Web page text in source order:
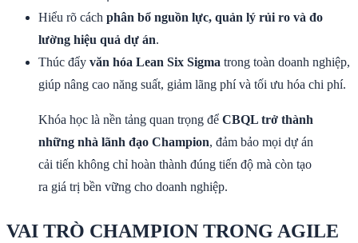
Hiểu rõ cách phân bổ nguồn lực, quản lý rủi ro và đo
lường hiệu quả dự án.
Thúc đẩy văn hóa Lean Six Sigma trong toàn doanh nghiệp,
giúp nâng cao năng suất, giảm lãng phí và tối ưu hóa chi phí.
Khóa học là nền tảng quan trọng để CBQL trở thành
những nhà lãnh đạo Champion, đảm bảo mọi dự án
cải tiến không chỉ hoàn thành đúng tiến độ mà còn tạo
ra giá trị bền vững cho doanh nghiệp.
VAI TRÒ CHAMPION TRONG AGILE